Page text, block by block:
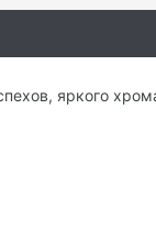
яркого